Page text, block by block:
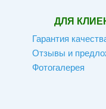
ДЛЯ
Гарантия
Отзывы и
Фотогалерея